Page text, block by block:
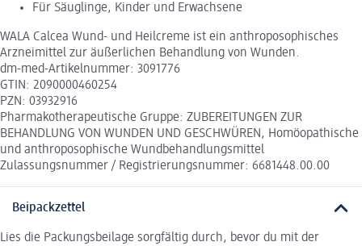
Für Säuglinge, Kinder und Erwachsene
WALA Calcea Wund- und Heilcreme ist ein anthroposophisches
Arzneimittel zur äußerlichen Behandlung von Wunden.
dm-med-Artikelnummer: 3091776
GTIN: 2090000460254
PZN: 03932916
Pharmakotherapeutische Gruppe: ZUBEREITUNGEN ZUR
BEHANDLUNG VON WUNDEN UND GESCHWÜREN, Homöopathische
und anthroposophische Wundbehandlungsmittel
Zulassungsnummer / Registrierungsnummer: 6681448.00.00
Beipackzettel
Lies die Packungsbeilage sorgfältig durch, bevor du mit der